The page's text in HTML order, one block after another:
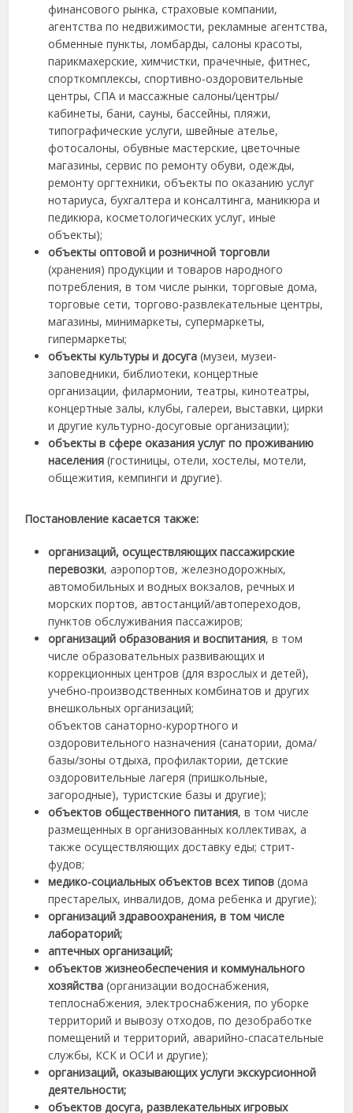
финансового рынка, страховые компании,
агентства по недвижимости, рекламные агентства,
обменные пункты, ломбарды, салоны красоты,
парикмахерские, химчистки, прачечные, фитнес,
спорткомплексы, спортивно-оздоровительные
центры, СПА и массажные салоны/центры/
кабинеты, бани, сауны, бассейны, пляжи,
типографические услуги, швейные ателье,
фотосалоны, обувные мастерские, цветочные
магазины, сервис по ремонту обуви, одежды,
ремонту оргтехники, объекты по оказанию услуг
нотариуса, бухгалтера и консалтинга, маникюра и
педикюра, косметологических услуг, иные
объекты);
объекты оптовой и розничной торговли
(хранения) продукции и товаров народного
потребления, в том числе рынки, торговые дома,
торговые сети, торгово-развлекательные центры,
магазины, минимаркеты, супермаркеты,
гипермаркеты;
объекты культуры и досуга (музеи, музеи-
заповедники, библиотеки, концертные
организации, филармонии, театры, кинотеатры,
концертные залы, клубы, галереи, выставки, цирки
и другие культурно-досуговые организации);
объекты в сфере оказания услуг по проживанию
населения (гостиницы, отели, хостелы, мотели,
общежития, кемпинги и другие).
Постановление касается также:
организаций, осуществляющих пассажирские
перевозки, аэропортов, железнодорожных,
автомобильных и водных вокзалов, речных и
морских портов, автостанций/автопереходов,
пунктов обслуживания пассажиров;
организаций образования и воспитания, в том
числе образовательных развивающих и
коррекционных центров (для взрослых и детей),
учебно-производственных комбинатов и других
внешкольных организаций;
объектов санаторно-курортного и
оздоровительного назначения (санатории, дома/
базы/зоны отдыха, профилактории, детские
оздоровительные лагеря (пришкольные,
загородные), туристские базы и другие);
объектов общественного питания, в том числе
размещенных в организованных коллективах, а
также осуществляющих доставку еды; стрит-
фудов;
медико-социальных объектов всех типов (дома
престарелых, инвалидов, дома ребенка и другие);
организаций здравоохранения, в том числе
лабораторий;
аптечных организаций;
объектов жизнеобеспечения и коммунального
хозяйства (организации водоснабжения,
теплоснабжения, электроснабжения, по уборке
территорий и вывозу отходов, по дезобработке
помещений и территорий, аварийно-спасательные
службы, КСК и ОСИ и другие);
организаций, оказывающих услуги экскурсионной
деятельности;
объектов досуга, развлекательных игровых